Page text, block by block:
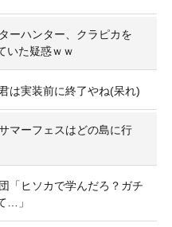
ーハンター、クラピカを
いた疑惑ｗｗ
は実装前に終了やね(呆れ)
マーフェスはどの島に行
「ヒソカで学んだろ？ガチ
…」